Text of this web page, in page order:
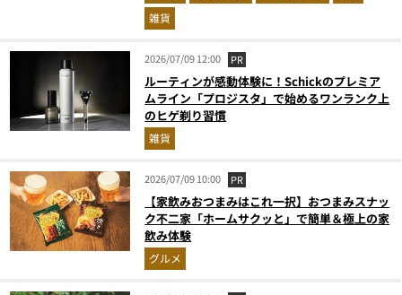
雑貨
2026/07/09 12:00 PR
ルーティンが感動体験に！Schickのプレミア
ムライン「プロジスタ」で始めるワンランク上
のヒゲ剃り習慣
雑貨
2026/07/09 10:00 PR
【家飲みおつまみはこれ一択】おつまみスナッ
ク不二家「ホームサクッと」で簡単＆極上の家
飲み体験
グルメ